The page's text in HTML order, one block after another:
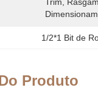
1/2*1 Bit de
Produto